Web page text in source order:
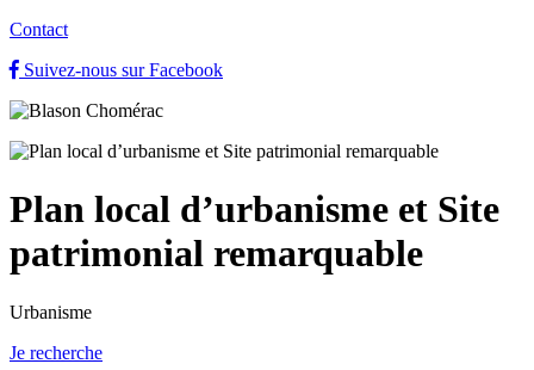
Contact
Suivez-nous sur Facebook
Plan local d’urbanisme et Site
patrimonial remarquable
Urbanisme
Je recherche